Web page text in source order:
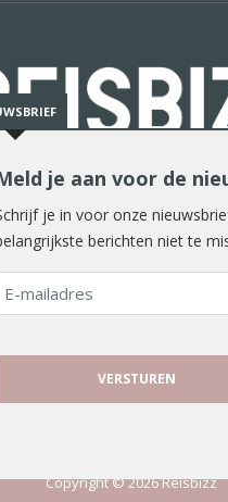
De reiswereld in woord en
Copyright © 2026 Reisbizz
je aan voor de
je in voor onze
berichten niet te
E-